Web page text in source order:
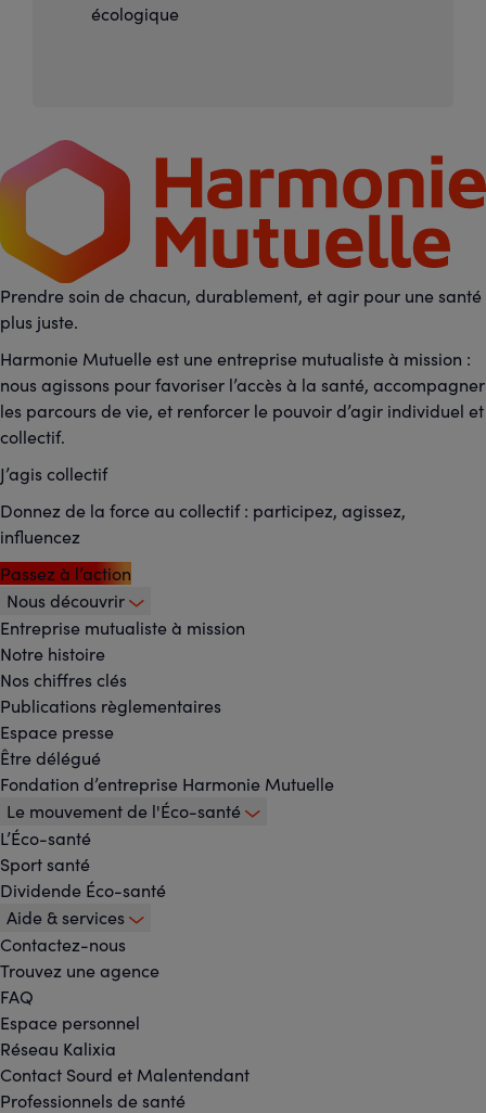
écologique
Prendre soin de chacun, durablement, et agir pour une santé
plus juste.
Harmonie Mutuelle est une entreprise mutualiste à mission :
nous agissons pour favoriser l’accès à la santé, accompagner
les parcours de vie, et renforcer le pouvoir d’agir individuel et
collectif.
J’agis collectif
Donnez de la force au collectif : participez, agissez,
influencez
Passez à l’action
Footer
-
Menu
principal
Nous découvrir
Entreprise mutualiste à mission
Notre histoire
Nos chiffres clés
Publications règlementaires
Espace presse
Être délégué
Fondation d’entreprise Harmonie Mutuelle
Le mouvement de l'Éco-santé
L’Éco-santé
Sport santé
Dividende Éco-santé
Aide & services
Contactez-nous
Trouvez une agence
FAQ
Espace personnel
Réseau Kalixia
Contact Sourd et Malentendant
Professionnels de santé